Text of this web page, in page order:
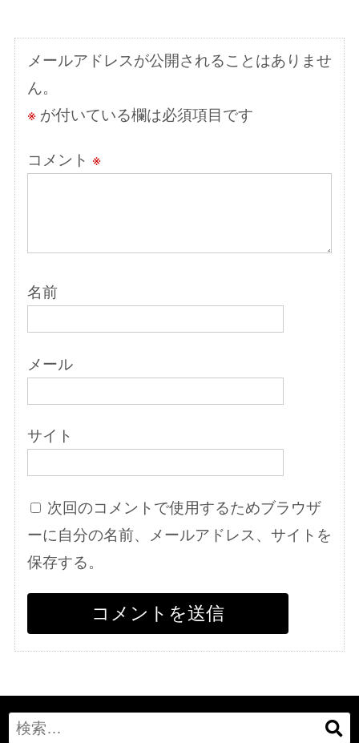
シ
ョ
ン
メールアドレスが公開されることはありませ
ん。
※が付いている欄は必須項目です
コメント ※
名前
メール
サイト
次回のコメントで使用するためブラウザ
ーに自分の名前、メールアドレス、サイトを
保存する。
Search